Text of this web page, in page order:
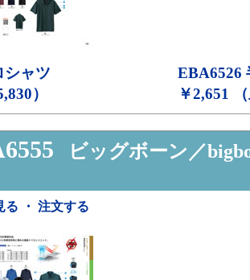
シャツ
）
EBA6526
￥2,651
ビッグボーン／
る ・ 注文する